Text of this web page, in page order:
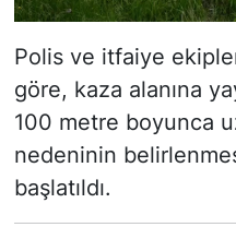
Polis ve itfaiye
göre, kaza alanına
100 metre boyunca
nedeninin
başlatıldı.